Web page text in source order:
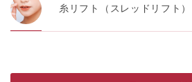
糸リフト（スレッドリフト）